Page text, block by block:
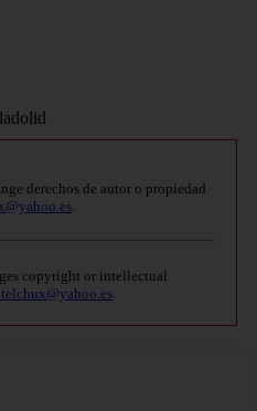
derechos de autor o propiedad
copyright or intellectual